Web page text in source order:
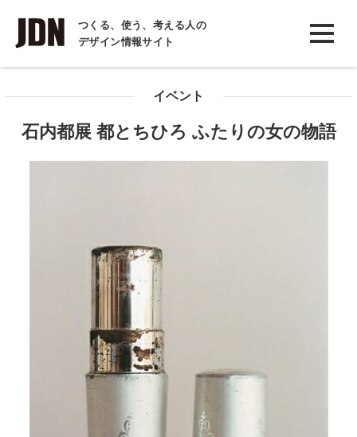
つくる、使う、考える人の
デザイン情報サイト
INTERVIEW
インタビュー
イベント
石内都展 都とちひろ ふたりの女の物語